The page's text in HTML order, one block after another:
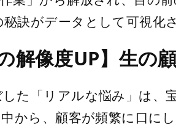
訣がデータとして可視化
解像度UP】生の
た「リアルな悩み」は、宝
から、顧客が頻繁に口に